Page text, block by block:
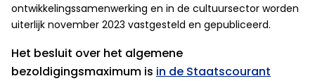
ontwikkelingssamenwerking en in de cultuursector worden
uiterlijk november 2023 vastgesteld en gepubliceerd.
Het besluit over het algemene
bezoldigingsmaximum is in de Staatscourant